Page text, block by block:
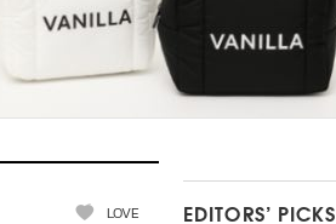
LOVE
EDITORS’ PICKS